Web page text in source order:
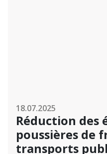
18.07.2025
Réduction des
poussières de
transports